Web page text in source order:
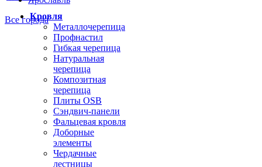
Все города
Кровля
Металлочерепица
Профнастил
Гибкая черепица
Натуральная
черепица
Композитная
черепица
Плиты OSB
Сэндвич-панели
Фальцевая кровля
Доборные
элементы
Чердачные
лестницы